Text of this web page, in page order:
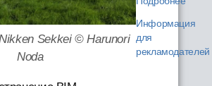
Sekkei © Harunori
Noda
Информация
для
рекламодателей